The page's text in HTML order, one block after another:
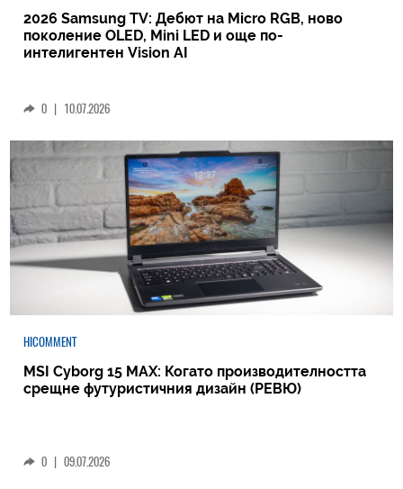
2026 Samsung TV: Дебют на Micro RGB, ново
поколение OLED, Mini LED и още по-
интелигентен Vision AI
0 | 10.07.2026
HICOMMENT
MSI Cyborg 15 MAX: Когато производителността
срещне футуристичния дизайн (РЕВЮ)
0 | 09.07.2026